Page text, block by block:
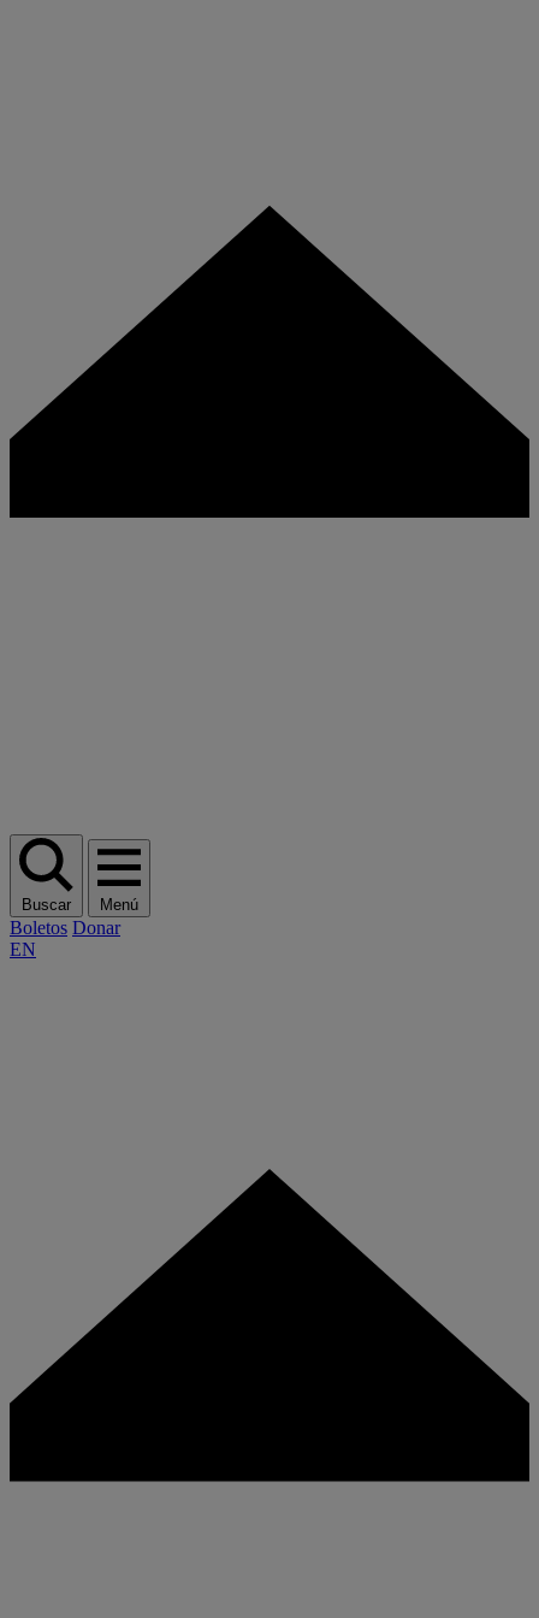
Buscar Menú
Boletos Donar
EN